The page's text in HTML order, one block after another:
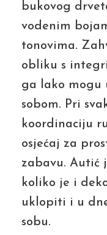
bukovog
vodenim
tonovima.
obliku s
ga lako mogu
sobom. Pri
koordinaciju
osjećaj za
zabavu. Autić
koliko je i
uklopiti i u
sobu.